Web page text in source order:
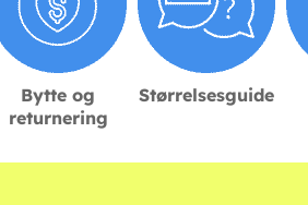
Bytte og
returnering
Størrelsesguide